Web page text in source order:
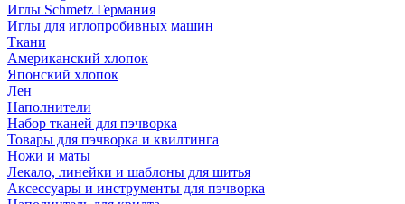
Иглы Schmetz Германия
Иглы для иглопробивных машин
Ткани
Американский хлопок
Японский хлопок
Лен
Наполнители
Набор тканей для пэчворка
Товары для пэчворка и квилтинга
Ножи и маты
Лекало, линейки и шаблоны для шитья
Аксессуары и инструменты для пэчворка